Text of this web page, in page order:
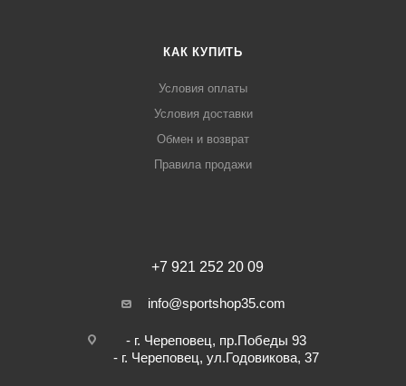
КАК КУПИТЬ
Условия оплаты
Условия доставки
Обмен и возврат
Правила продажи
+7 921 252 20 09
info@sportshop35.com
- г. Череповец, пр.Победы 93
- г. Череповец, ул.Годовикова, 37